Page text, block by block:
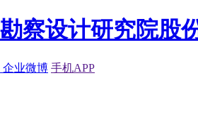
察设计研究院股
企业微博 手机APP